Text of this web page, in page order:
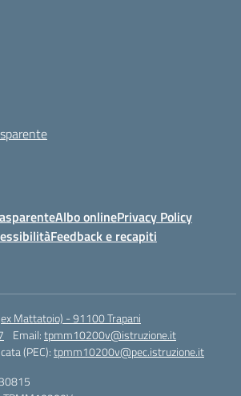
Albo onlinePrivacy Policy
Feedback e recapiti
Mattatoio) - 91100 Trapani
Email:tpmm10200v@istruzione.it
(PEC):tpmm10200v@pec.istruzione.it